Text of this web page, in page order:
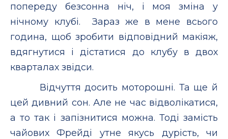
попереду безсонна ніч, і моя зміна у
нічному клубі. Зараз же в мене всього
година, щоб зробити відповідний макіяж,
вдягнутися і дістатися до клубу в двох
кварталах звідси.
Відчуття досить моторошні. Та ще й
цей дивний сон. Але не час відволікатися,
а то так і запізнитися можна. Тоді замість
чайових Фрейді утне якусь дурість, чи